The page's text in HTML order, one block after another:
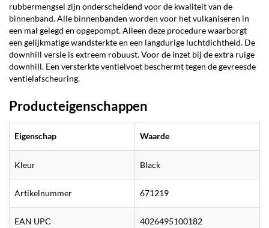
rubbermengsel zijn onderscheidend voor de kwaliteit van de
binnenband. Alle binnenbanden worden voor het vulkaniseren in
een mal gelegd en opgepompt. Alleen deze procedure waarborgt
een gelijkmatige wandsterkte en een langdurige luchtdichtheid. De
downhill versie is extreem robuust. Voor de inzet bij de extra ruige
downhill. Een versterkte ventielvoet beschermt tegen de gevreesde
ventielafscheuring.
Producteigenschappen
Eigenschap Waarde
Kleur Black
Artikelnummer 671219
EAN UPC 4026495100182